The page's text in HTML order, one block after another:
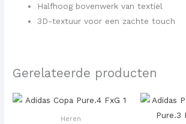
Halfhoog bovenwerk van textiel
3D-textuur voor een zachte touch
Gerelateerde producten
Heren